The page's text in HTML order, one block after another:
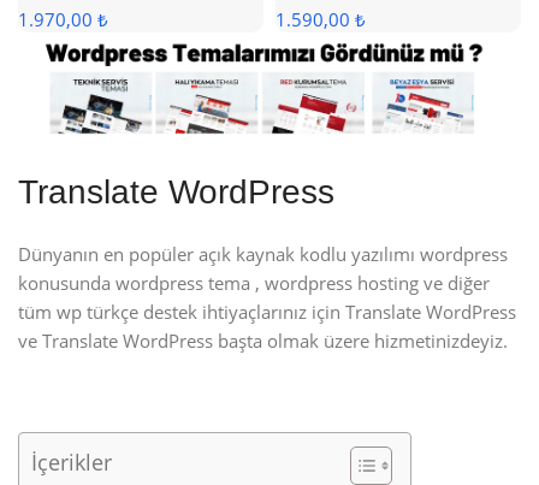
1.970,00 ₺ 1.590,00 ₺
Translate WordPress
Dünyanın en popüler açık kaynak kodlu yazılımı wordpress
konusunda wordpress tema , wordpress hosting ve diğer
tüm wp türkçe destek ihtiyaçlarınız için Translate WordPress
ve Translate WordPress başta olmak üzere hizmetinizdeyiz.
İçerikler